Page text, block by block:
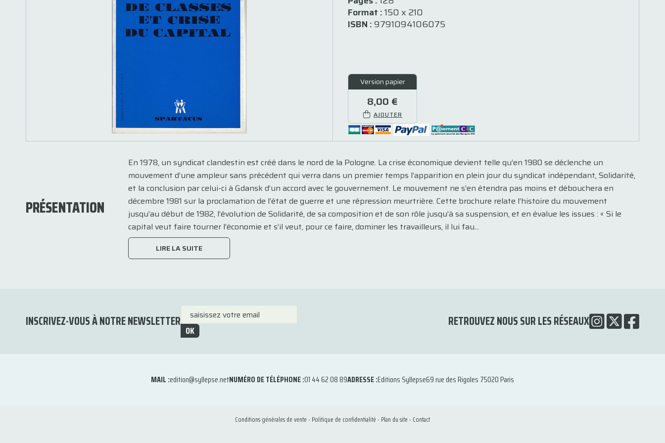
Version papier
8,00 €
AJOUTER
Format :150 x 210
ISBN :9791094106075
PRÉSENTATION
En 1978, un syndicat clandestin est créé dans le nord de la Pologne. La crise économique devient telle qu’en 1980 se déclenche un
mouvement d’une ampleur sans précédent qui verra dans un premier temps l’apparition en plein jour du syndicat indépendant, Solidarité,
et la conclusion par celui-ci à Gdansk d’un accord avec le gouvernement. Le mouvement ne s’en étendra pas moins et débouchera en
décembre 1981 sur la proclamation de l’état de guerre et une répression meurtrière. Cette brochure relate l’histoire du mouvement
jusqu’au début de 1982, l’évolution de Solidarité, de sa composition et de son rôle jusqu’à sa suspension, et en évalue les issues : « Si le
capital veut faire tourner l’économie et s’il veut, pour ce faire, dominer les travailleurs, il lui fau...
LIRE LA SUITE
INSCRIVEZ-VOUS À NOTRE NEWSLETTER
OK
RETROUVEZ NOUS SUR LES RÉSEAUX
MAIL :edition@syllepse.netNUMÉRO DE TÉLÉPHONE :01 44 62 08 89ADRESSE :Editions Syllepse69 rue des Rigoles 75020 Paris
Conditions générales de vente-Politique de confidentialité-Plan du site-Contact